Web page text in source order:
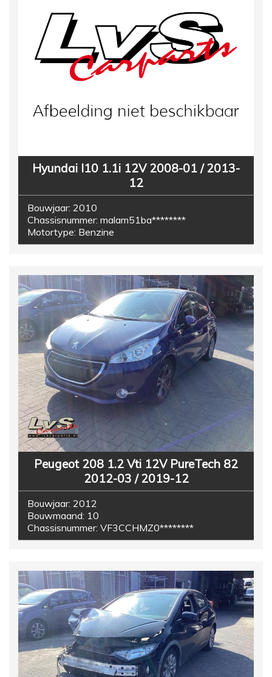
Hyundai I10 1.1i 12V 2008-01 / 2013-
12
Bouwjaar: 2010
Chassisnummer: malam51ba********
Motortype: Benzine
Peugeot 208 1.2 Vti 12V PureTech 82
2012-03 / 2019-12
Bouwjaar: 2012
Bouwmaand: 10
Chassisnummer: VF3CCHMZ0********